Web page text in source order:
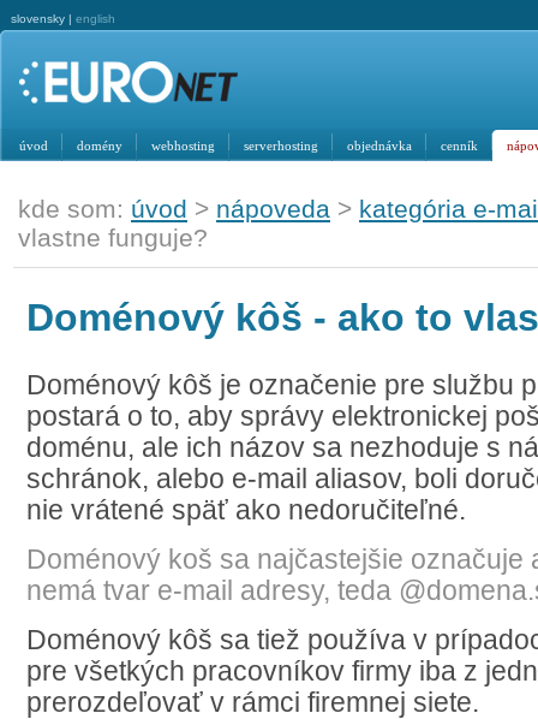
slovensky | english
úvod domény webhosting serverhosting objednávka cenník
kde som: úvod > nápoveda > kategória e-
vlastne funguje?
Doménový kôš - ako to
Doménový kôš je označenie pre službu
postará o to, aby správy elektronickej
doménu, ale ich názov sa nezhoduje s
schránok, alebo e-mail aliasov, boli
nie vrátené späť ako nedoručiteľné.
Doménový koš sa najčastejšie označuje
nemá tvar e-mail adresy, teda
Doménový kôš sa tiež používa v
pre všetkých pracovníkov firmy iba z
prerozdeľovať v rámci firemnej siete.